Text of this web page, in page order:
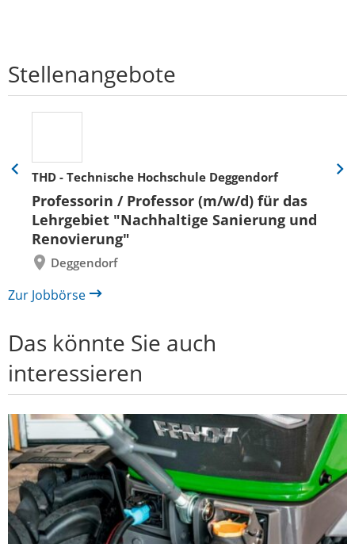
Stellenangebote
THD - Technische Hochschule Deggendorf
Professorin / Professor (m/w/d) für das
Lehrgebiet "Nachhaltige Sanierung und
Renovierung"
Deggendorf
Eine
zurück
Eine
Zur Jobbörse
Das könnte Sie auch
interessieren